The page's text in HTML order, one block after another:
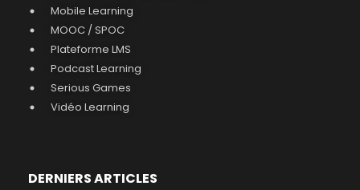
Mobile Learning
MOOC / SPOC
Plateforme LMS
Podcast Learning
Serious Games
Vidéo Learning
DERNIERS ARTICLES